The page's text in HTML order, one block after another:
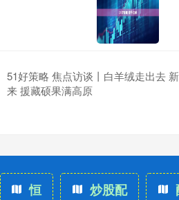
51好策略 焦点访谈丨白羊绒走出去
来 援藏硕果满高原
恒
炒股配